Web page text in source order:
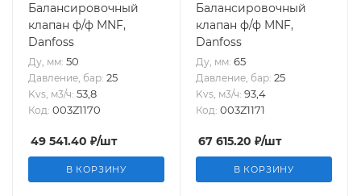
Балансировочный
клапан ф/ф MNF,
Danfoss
Ду, мм: 50
Давление, бар: 25
Kvs, м3/ч: 53,8
Код: 003Z1170
49 541.40 ₽/шт
В КОРЗИНУ
Балансировочный
клапан ф/ф MNF,
Danfoss
Ду, мм: 65
Давление, бар: 25
Kvs, м3/ч: 93,4
Код: 003Z1171
67 615.20 ₽/шт
В КОРЗИНУ